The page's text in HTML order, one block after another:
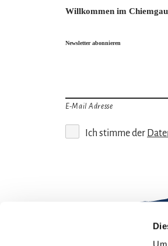
Willkommen im Chiemgau
Newsletter abonnieren
E-Mail Adresse
Ich stimme der